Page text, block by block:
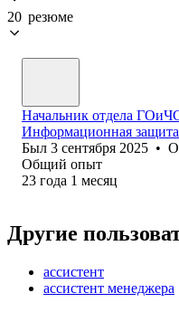
20 резюме
Начальник отдела
Информационная
Был 3 сентября 2025 •
Общий опыт
23 года 1 месяц
Другие
ассистент
ассистент менеджера